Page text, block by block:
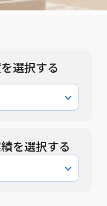
選択する
を選択する